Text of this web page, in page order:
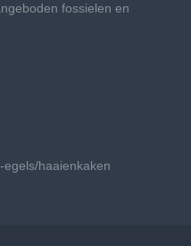
fossielen en
haaienkaken